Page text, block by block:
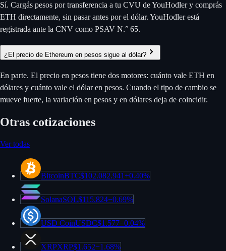
Sí. Cargás pesos por transferencia a tu CVU de YouHodler y comprás
ETH directamente, sin pasar antes por el dólar. YouHodler está
registrada ante la CNV como PSAV N.° 65.
¿El precio de Ethereum en pesos sigue al dólar?
En parte. El precio en pesos tiene dos motores: cuánto vale ETH en
dólares y cuánto vale el dólar en pesos. Cuando el tipo de cambio se
mueve fuerte, la variación en pesos y en dólares deja de coincidir.
Otras cotizaciones
Ver todas
BitcoinBTC$102.082.941+0.40%
SolanaSOL$115.824−0.69%
USD CoinUSDC$1.577−0.04%
XRPXRP$1.652−1.68%